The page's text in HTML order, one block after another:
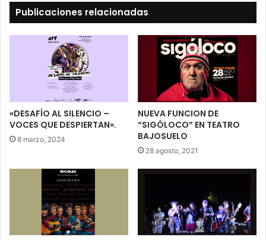
Publicaciones relacionadas
«DESAFÍO AL SILENCIO –
VOCES QUE DESPIERTAN».
8 marzo, 2024
NUEVA FUNCION DE
“SIGÓLOCO” EN TEATRO
BAJOSUELO
28 agosto, 2021